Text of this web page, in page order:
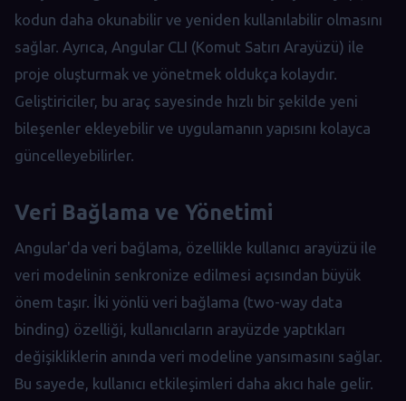
kodun daha okunabilir ve yeniden kullanılabilir olmasını
sağlar. Ayrıca, Angular CLI (Komut Satırı Arayüzü) ile
proje oluşturmak ve yönetmek oldukça kolaydır.
Geliştiriciler, bu araç sayesinde hızlı bir şekilde yeni
bileşenler ekleyebilir ve uygulamanın yapısını kolayca
güncelleyebilirler.
Veri Bağlama ve Yönetimi
Angular'da veri bağlama, özellikle kullanıcı arayüzü ile
veri modelinin senkronize edilmesi açısından büyük
önem taşır. İki yönlü veri bağlama (two-way data
binding) özelliği, kullanıcıların arayüzde yaptıkları
değişikliklerin anında veri modeline yansımasını sağlar.
Bu sayede, kullanıcı etkileşimleri daha akıcı hale gelir.